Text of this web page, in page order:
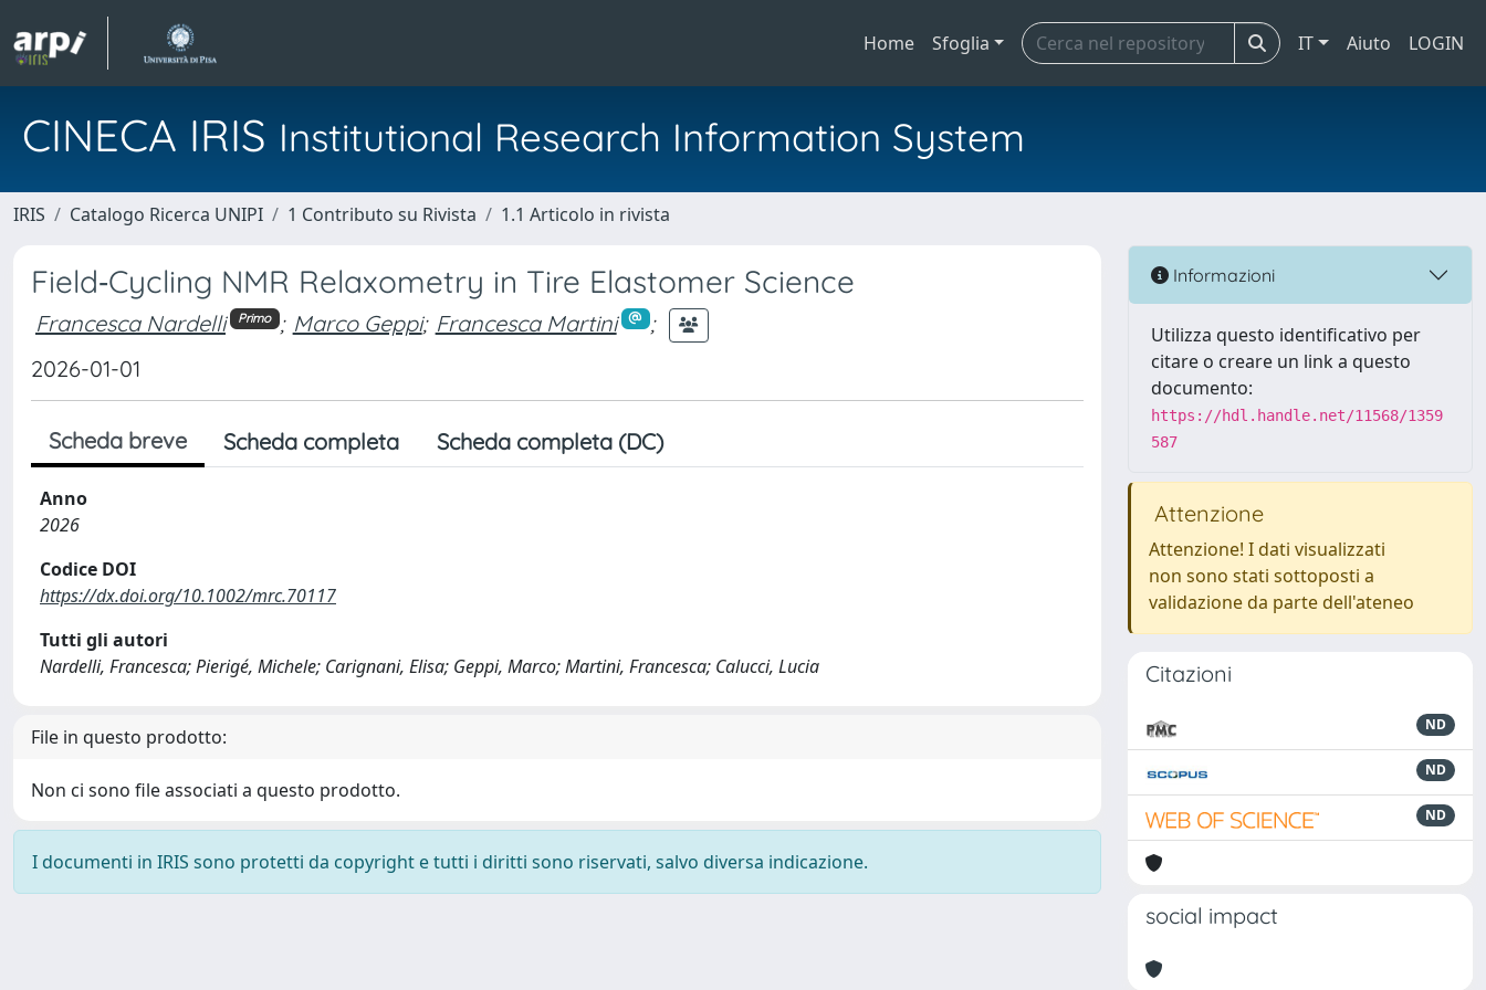
Home Sfoglia IT Aiuto LOGIN
CINECA IRIS Institutional Research Information System
IRIS Catalogo Ricerca UNIPI 1 Contributo su Rivista 1.1 Articolo in rivista
Field‐Cycling NMR Relaxometry in Tire Elastomer Science
Francesca Nardelli Primo ; Marco Geppi; Francesca Martini
;
2026-01-01
Scheda breve Scheda completa Scheda completa (DC)
Anno
2026
Codice DOI
https://dx.doi.org/10.1002/mrc.70117
Tutti gli autori
Nardelli, Francesca; Pierigé, Michele; Carignani, Elisa; Geppi, Marco; Martini, Francesca; Calucci, Lucia
File in questo prodotto:
Non ci sono file associati a questo prodotto.
I documenti in IRIS sono protetti da copyright e tutti i diritti sono riservati, salvo diversa indicazione.
Informazioni
Utilizza questo identificativo per
citare o creare un link a questo
documento:
https://hdl.handle.net/11568/1359
587
Attenzione
Attenzione! I dati visualizzati
non sono stati sottoposti a
validazione da parte dell'ateneo
Citazioni
ND
ND
ND
social impact